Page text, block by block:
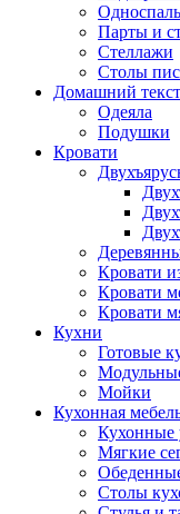
Парты и
Стеллажи
Столы
Домашний
Одеяла
Подушки
Кровати
Кровати
Кровати
Кровати
Кухни
Готовые
Мойки
Кухонная
Кухонные
Мягкие
Столы